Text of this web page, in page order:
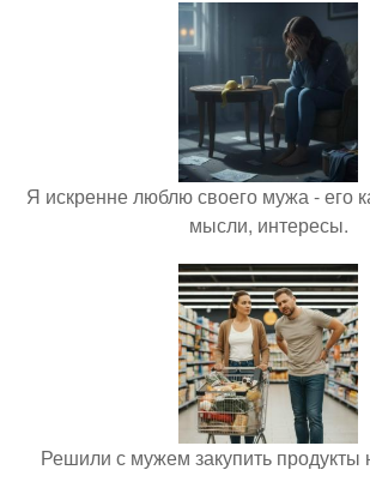
Я искренне люблю своего мужа - его
мысли, интересы.
Решили с мужем закупить продукты